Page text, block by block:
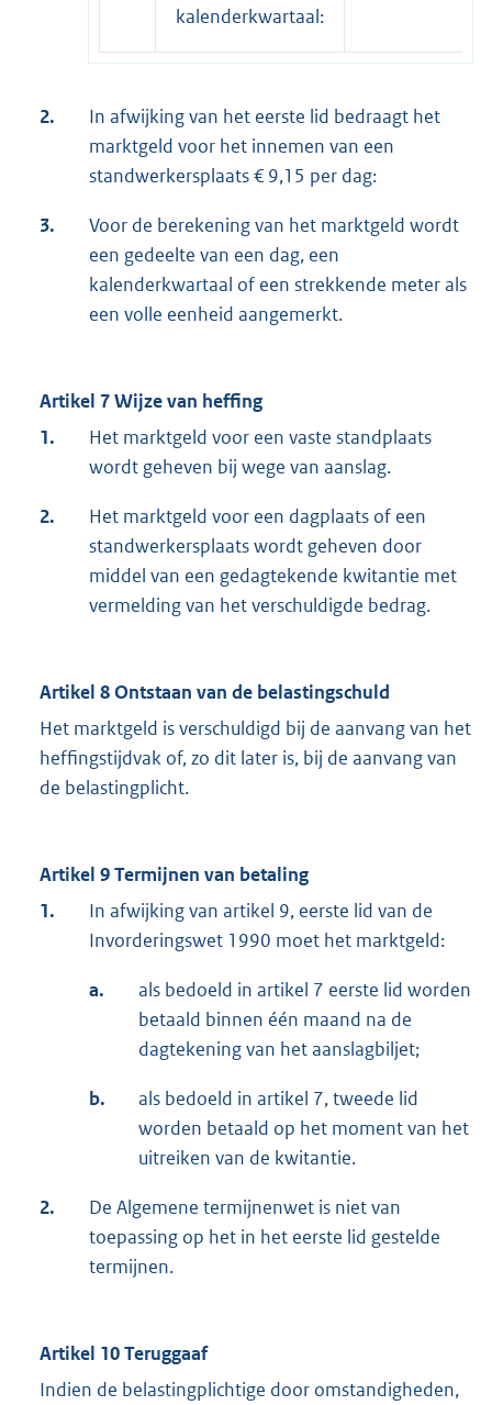
kalenderkwartaal:
2.
In afwijking van het eerste lid bedraagt het
marktgeld voor het innemen van een
standwerkersplaats € 9,15 per dag:
3.
Voor de berekening van het marktgeld wordt
een gedeelte van een dag, een
kalenderkwartaal of een strekkende meter als
een volle eenheid aangemerkt.
Artikel 7 Wijze van heffing
1.
Het marktgeld voor een vaste standplaats
wordt geheven bij wege van aanslag.
2.
Het marktgeld voor een dagplaats of een
standwerkersplaats wordt geheven door
middel van een gedagtekende kwitantie met
vermelding van het verschuldigde bedrag.
Artikel 8 Ontstaan van de belastingschuld
Het marktgeld is verschuldigd bij de aanvang van het
heffingstijdvak of, zo dit later is, bij de aanvang van
de belastingplicht.
Artikel 9 Termijnen van betaling
1.
In afwijking van artikel 9, eerste lid van de
Invorderingswet 1990 moet het marktgeld:
a.
als bedoeld in artikel 7 eerste lid worden
betaald binnen één maand na de
dagtekening van het aanslagbiljet;
b.
als bedoeld in artikel 7, tweede lid
worden betaald op het moment van het
uitreiken van de kwitantie.
2.
De Algemene termijnenwet is niet van
toepassing op het in het eerste lid gestelde
termijnen.
Artikel 10 Teruggaaf
Indien de belastingplichtige door omstandigheden,